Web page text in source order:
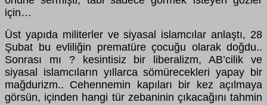
için…
Üst yapıda militerler ve siyasal islamcılar anlaştı, 28
Şubat bu evliliğin prematüre çocuğu olarak doğdu..
Sonrası mı ? kesintisiz bir liberalizm, AB’cilik ve
siyasal islamcıların yıllarca sömürecekleri yapay bir
mağdurizm.. Cehennemin kapıları bir kez açılmaya
görsün, içinden hangi tür zebaninin çıkacağını tahmin